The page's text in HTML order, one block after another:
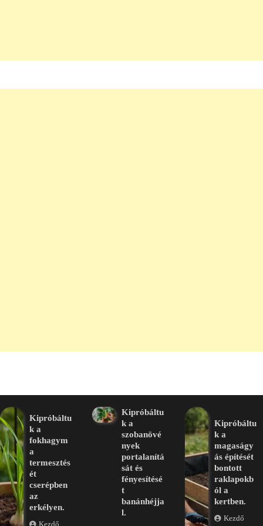
Kipróbáltu
k a
fokhagym
a
termesztés
ét
cserépben
az
erkélyen.
Kezdő
Kipróbáltu
k a
szobanövé
nyek
portalanítá
sát és
fényesítésé
t
banánhéjja
l.
Kipróbáltu
k a
magaságy
ás építését
bontott
raklapokb
ól a
kertben.
Kezdő